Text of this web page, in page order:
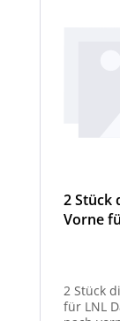
2 Stück
Vorne
2 Stück
für LNL